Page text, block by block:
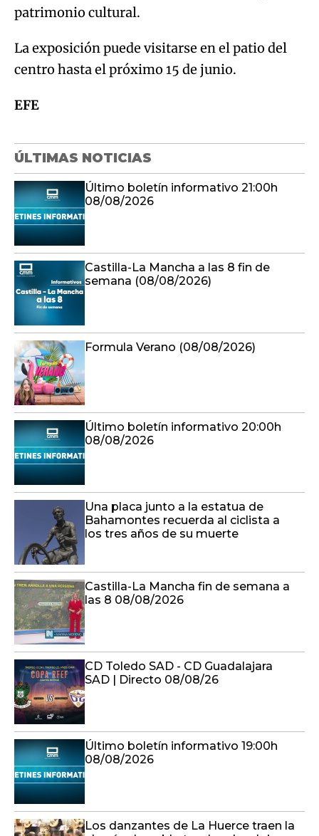
patrimonio cultural.
La exposición puede visitarse en el patio del
centro hasta el próximo 15 de junio.
EFE
ÚLTIMAS NOTICIAS
Último boletín informativo 21:00h
08/08/2026
Castilla-La Mancha a las 8 fin de
semana (08/08/2026)
Formula Verano (08/08/2026)
Último boletín informativo 20:00h
08/08/2026
Una placa junto a la estatua de
Bahamontes recuerda al ciclista a
los tres años de su muerte
Castilla-La Mancha fin de semana a
las 8 08/08/2026
CD Toledo SAD - CD Guadalajara
SAD | Directo 08/08/26
Último boletín informativo 19:00h
08/08/2026
Los danzantes de La Huerce traen la